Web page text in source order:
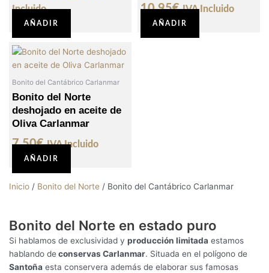
Incluido
AÑADIR
10,95€ IVA Incluido
AÑADIR
Bonito del Cantábrico Carlanmar
Bonito del Norte
deshojado en aceite de
Oliva Carlanmar
7,50€ IVA Incluido
AÑADIR
Inicio / Bonito del Norte / Bonito del Cantábrico Carlanmar
Bonito del Norte en estado puro
Si hablamos de exclusividad y producción limitada estamos
hablando deconservas Carlanmar. Situada en el polígono de
Santoña esta conservera además de elaborar sus famosas